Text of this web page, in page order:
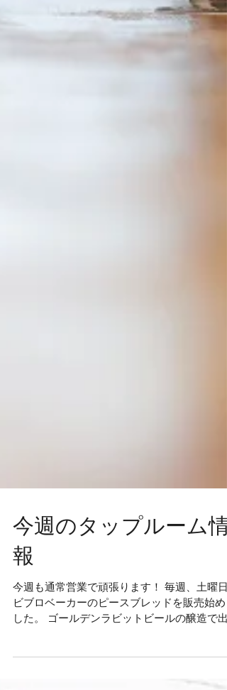
今週のタップルーム情
報
今週も通常営業で頑張ります！ 毎週、土曜日
した。 ゴールデンラビットビールの醸造で出